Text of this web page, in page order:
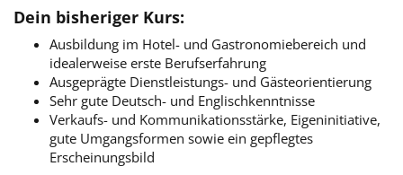
Dein bisheriger Kurs:
Ausbildung im Hotel- und Gastronomiebereich und
idealerweise erste Berufserfahrung
Ausgeprägte Dienstleistungs- und Gästeorientierung
Sehr gute Deutsch- und Englischkenntnisse
Verkaufs- und Kommunikationsstärke, Eigeninitiative,
gute Umgangsformen sowie ein gepflegtes
Erscheinungsbild